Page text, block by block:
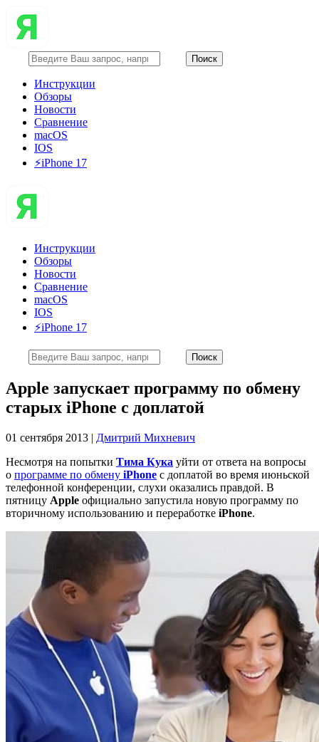
Инструкции
Обзоры
Новости
Сравнение
macOS
IOS
⚡️iPhone 17
Инструкции
Обзоры
Новости
Сравнение
macOS
IOS
⚡️iPhone 17
Apple запускает программу по обмену
старых iPhone с доплатой
01 сентября 2013 | Дмитрий Михневич
Несмотря на попытки Тима Кука уйти от ответа на вопросы
о программе по обмену iPhone с доплатой во время июньской
телефонной конференции, слухи оказались правдой. В
пятницу Apple официально запустила новую программу по
вторичному использованию и переработке iPhone.